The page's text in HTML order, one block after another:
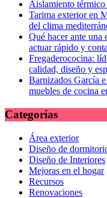
Aislamiento
Tarima exterior en
del clima
Qué hacer ante una
actuar rápido y
Fregaderococina:
calidad, diseño y
Barnizados García
muebles de cocina
Categorías
Área exterior
Diseño de
Diseño de Interiores
Mejoras en el hogar
Recursos
Renovaciones